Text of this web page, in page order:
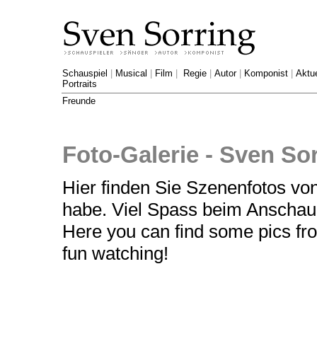
Schauspiel Musical Film Regie Autor| Komponist
Portraits
Freunde
Foto-Galerie - Sven
Hier finden Sie Szenenfotos
habe. Viel Spass beim
Here you can find some pics
fun watching!